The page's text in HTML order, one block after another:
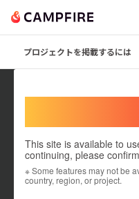
プロジェクトを掲載するには
This site is available to
continuing, please
※ Some features may not be
country, region, or project.